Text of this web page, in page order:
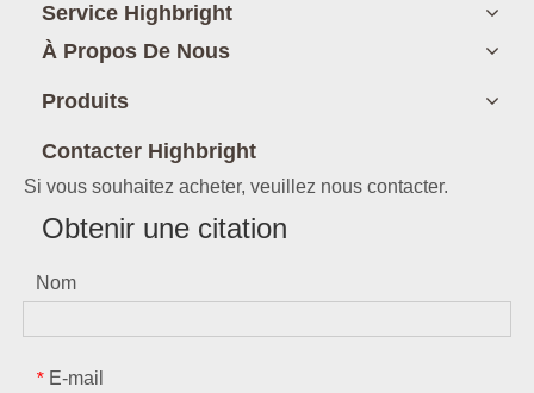
Service Highbright
À Propos De Nous
Produits
Contacter Highbright
Si vous souhaitez acheter, veuillez nous contacter.
Obtenir une citation
Nom
* E-mail